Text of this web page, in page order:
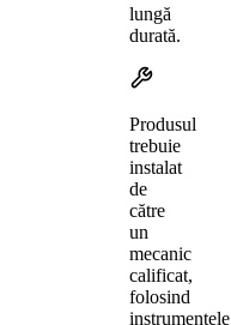
lungă
durată.
Produsul
trebuie
instalat
de
către
un
mecanic
calificat,
folosind
instrumentele